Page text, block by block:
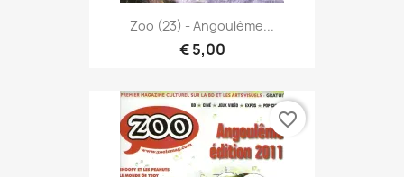
Zoo (23) - Angoulême...
€ 5,00
favorite_border